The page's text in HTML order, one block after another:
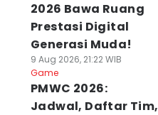
2026 Bawa Ruang
Prestasi Digital
Generasi Muda!
9 Aug 2026, 21:22 WIB
Game
PMWC 2026:
Jadwal, Daftar Tim,